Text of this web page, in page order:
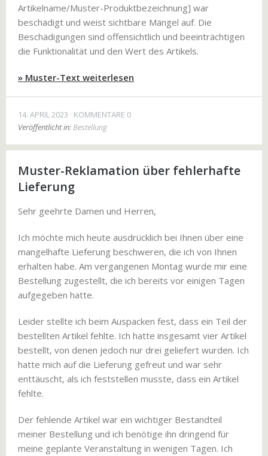
Artikelname/Muster-Produktbezeichnung] war
beschädigt und weist sichtbare Mängel auf. Die
Beschädigungen sind offensichtlich und beeinträchtigen
die Funktionalität und den Wert des Artikels.
» Muster-Text weiterlesen
14. APRIL 2023
KOMMENTARE 0
Veröffentlicht in:Bestellung
Muster-Reklamation über fehlerhafte
Lieferung
Sehr geehrte Damen und Herren,
Ich möchte mich heute ausdrücklich bei Ihnen über eine
mangelhafte Lieferung beschweren, die ich von Ihnen
erhalten habe. Am vergangenen Montag wurde mir eine
Bestellung zugestellt, die ich bereits vor einigen Tagen
aufgegeben hatte.
Leider stellte ich beim Auspacken fest, dass ein Teil der
bestellten Artikel fehlte. Ich hatte insgesamt vier Artikel
bestellt, von denen jedoch nur drei geliefert wurden. Ich
hatte mich auf die Lieferung gefreut und war sehr
enttäuscht, als ich feststellen musste, dass ein Artikel
fehlte.
Der fehlende Artikel war ein wichtiger Bestandteil
meiner Bestellung und ich benötige ihn dringend für
meine geplante Veranstaltung in wenigen Tagen. Ich